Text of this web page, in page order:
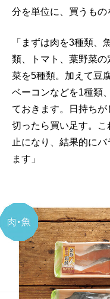
分を単位に、買うもの
「まずは肉を3種類、
類、トマト、葉野菜
菜を5種類。加えて豆
ベーコンなどを1種類
ておきます。日持ち
切ったら買い足す。
止になり、結果的に
ます」